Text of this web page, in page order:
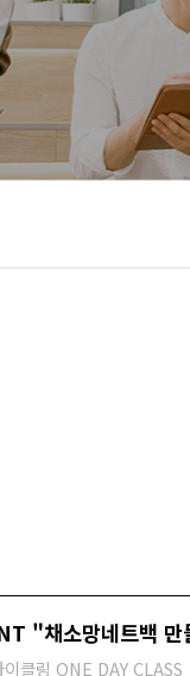
"채소망네트백
클링 ONE DAY CLASS